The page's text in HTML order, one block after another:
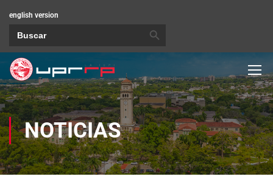
english version
NOTICIAS